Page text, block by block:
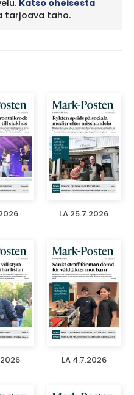
Katso oheisesta
tarjoava taho.
LA 25.7.2026
LA 4.7.2026